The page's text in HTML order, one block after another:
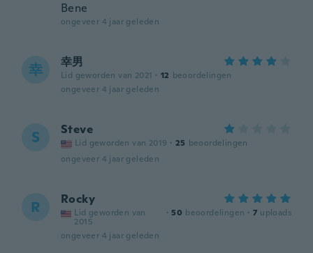
Bene
ongeveer 4 jaar geleden
幸 幸男
Lid geworden van 2021 · 12 beoordelingen
ongeveer 4 jaar geleden
S Steve
Lid geworden van 2019 · 25 beoordelingen
ongeveer 4 jaar geleden
R Rocky
Lid geworden van
2015
· 50 beoordelingen · 7 uploads
ongeveer 4 jaar geleden